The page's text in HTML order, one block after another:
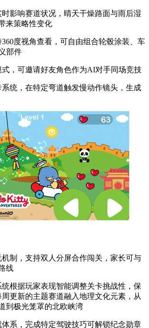
影响赛道状况，晴天干燥路面与雨后湿
来策略性变化
度视角查看，可自由组合轮毂涂装、车
部件
，可邀请好友角色作为AI对手同场竞技
统，在特定弯道触发慢动作镜头，生成
制，支持双人分屏合作闯关，家长可与
线
根据玩家表现智能调整关卡挑战性，保
周更新的主题赛道融入地理文化元素，从
到极光笼罩的北欧峡湾
系，完成特定驾驶技巧可解锁纪念勋章